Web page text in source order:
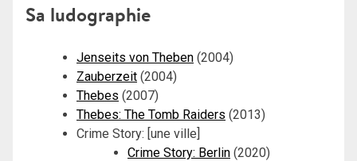
Sa ludographie
Jenseits von Theben (2004)
Zauberzeit (2004)
Thebes (2007)
Thebes: The Tomb Raiders (2013)
Crime Story: [une ville]
Crime Story: Berlin (2020)